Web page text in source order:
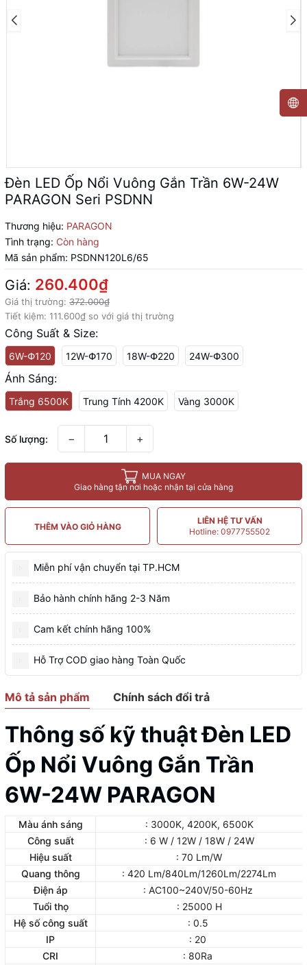
Đèn LED Ốp Nổi Vuông Gắn Trần 6W-24W
PARAGON Seri PSDNN
Thương hiệu: PARAGON
Tình trạng: Còn hàng
Mã sản phẩm: PSDNN120L6/65
Giá: 260.400₫
Giá thị trường: 372.000₫
Tiết kiệm: 111.600₫ so với giá thị trường
Công Suất & Size:
6W-Փ120 12W-Փ170 18W-Փ220 24W-Փ300
Ánh Sáng:
Trắng 6500K Trung Tính 4200K Vàng 3000K
Số lượng: − +
MUA NGAY
Giao hàng tận nơi hoặc nhận tại cửa hàng
THÊM VÀO GIỎ HÀNG
LIÊN HỆ TƯ VẤN
Hotline: 0977755502
Miễn phí vận chuyển tại TP.HCM
Bảo hành chính hãng 2-3 Năm
Cam kết chính hãng 100%
Hỗ Trợ COD giao hàng Toàn Quốc
Mô tả sản phẩm Chính sách đổi trả
Thông số kỹ thuật Đèn LED
Ốp Nổi Vuông Gắn Trần
6W-24W PARAGON
Màu ánh sáng
: 3000K, 4200K, 6500K
Công suất
: 6 W / 12W / 18W / 24W
Hiệu suất
: 70 Lm/W
Quang thông
: 420 Lm/840Lm/1260Lm/2274Lm
Điện áp
: AC100~240V/50-60Hz
Tuổi thọ
: 25000 H
Hệ số công suất
: 0.5
IP
: 20
CRI
: 80Ra